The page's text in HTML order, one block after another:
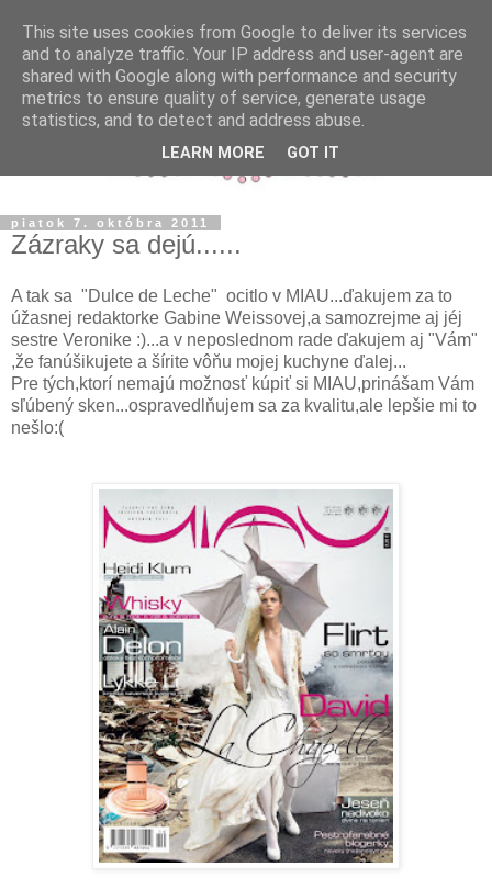
piatok 7. októbra 2011
Zázraky sa dejú......
A tak sa "Dulce de Leche" ocitlo v MIAU...ďakujem za to
úžasnej redaktorke Gabine Weissovej,a samozrejme aj jéj
sestre Veronike :)...a v neposlednom rade ďakujem aj "Vám"
,že fanúšikujete a šírite vôňu mojej kuchyne ďalej...
Pre tých,ktorí nemajú možnosť kúpiť si MIAU,prinášam Vám
sľúbený sken...ospravedlňujem sa za kvalitu,ale lepšie mi to
nešlo:(
This site uses cookies from Google to deliver its services
and to analyze traffic. Your IP address and user-agent are
shared with Google along with performance and security
metrics to ensure quality of service, generate usage
statistics, and to detect and address abuse.
LEARN MORE GOT IT